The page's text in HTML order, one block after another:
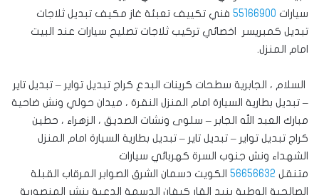
سيارات 55166900 فني تكييف تعبئة غاز مكيف تبديل ثلاجات
تبديل كمبريسر اخصائي تركيب ثلاجات تصليح سيارات عند البيت
امام المنزل.
السلام ، الجابرية سطحات كرينات البدع كراج تبديل تواير – تبديل تاير
– تبديل بطارية السيارة امام المنزل النقرة ، ميدان حولي ونش ضاحية
مبارك العبد الله الجابر – سلوى ونشات الصديق ، الزهراء ، حطين
كراج تبديل تواير – تبديل تاير – تبديل بطارية السيارة امام المنزل
الشهداء ونش جنوب السرة كهربائي سيارات
متنقل 56656632 الكويت دسمان الشرق الصوابر المرقاب القبلة
الصالحية الوطية بنيد القار كيفان الدسمة الدعية بنشر المنصورية